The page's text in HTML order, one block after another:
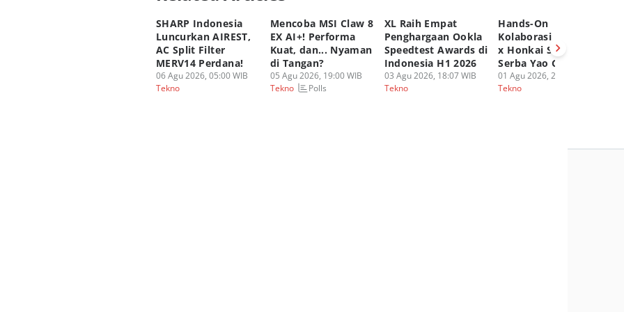
SHARP Indonesia
Luncurkan AIREST,
AC Split Filter
MERV14 Perdana!
06 Agu 2026, 05:00 WIB
Tekno
Mencoba MSI Claw 8
EX AI+! Performa
Kuat, dan... Nyaman
di Tangan?
05 Agu 2026, 19:00 WIB
Tekno
Polls
XL Raih Empat
Penghargaan Ookla
Speedtest Awards di
Indonesia H1 2026
03 Agu 2026, 18:07 WIB
Tekno
Hands-On
Kolaborasi UGREEN
x Honkai Star Rail,
Serba Yao Guang!
01 Agu 2026, 20:16 WIB
Tekno